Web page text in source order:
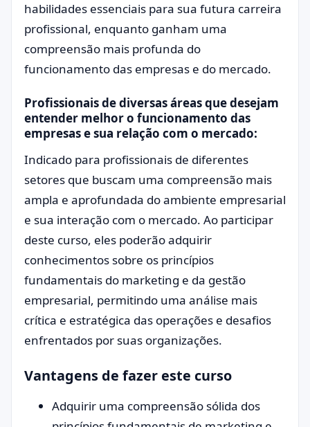
habilidades essenciais para sua futura carreira
profissional, enquanto ganham uma
compreensão mais profunda do
funcionamento das empresas e do mercado.
Profissionais de diversas áreas que desejam
entender melhor o funcionamento das
empresas e sua relação com o mercado:
Indicado para profissionais de diferentes
setores que buscam uma compreensão mais
ampla e aprofundada do ambiente empresarial
e sua interação com o mercado. Ao participar
deste curso, eles poderão adquirir
conhecimentos sobre os princípios
fundamentais do marketing e da gestão
empresarial, permitindo uma análise mais
crítica e estratégica das operações e desafios
enfrentados por suas organizações.
Vantagens de fazer este curso
Adquirir uma compreensão sólida dos